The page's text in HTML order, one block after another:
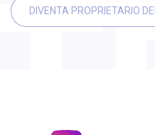
DIVENTA PROPRIETARIO